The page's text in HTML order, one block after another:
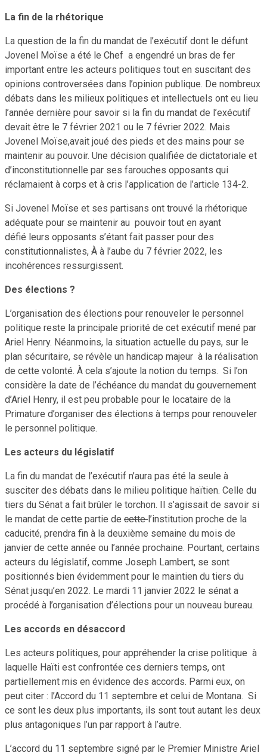
La fin de la rhétorique
La question de la fin du mandat de l’exécutif dont le défunt
Jovenel Moïse a été le Chef a engendré un bras de fer
important entre les acteurs politiques tout en suscitant des
opinions controversées dans l’opinion publique. De nombreux
débats dans les milieux politiques et intellectuels ont eu lieu
l’année dernière pour savoir si la fin du mandat de l’exécutif
devait être le 7 février 2021 ou le 7 février 2022. Mais
Jovenel Moïse,avait joué des pieds et des mains pour se
maintenir au pouvoir. Une décision qualifiée de dictatoriale et
d’inconstitutionnelle par ses farouches opposants qui
réclamaient à corps et à cris l’application de l’article 134-2.
Si Jovenel Moïse et ses partisans ont trouvé la rhétorique
adéquate pour se maintenir au pouvoir tout en ayant
défié leurs opposants s’étant fait passer pour des
constitutionnalistes, À à l’aube du 7 février 2022, les
incohérences ressurgissent.
Des élections ?
L’organisation des élections pour renouveler le personnel
politique reste la principale priorité de cet exécutif mené par
Ariel Henry. Néanmoins, la situation actuelle du pays, sur le
plan sécuritaire, se révèle un handicap majeur à la réalisation
de cette volonté. À cela s’ajoute la notion du temps. Si l’on
considère la date de l’échéance du mandat du gouvernement
d’Ariel Henry, il est peu probable pour le locataire de la
Primature d’organiser des élections à temps pour renouveler
le personnel politique.
Les acteurs du législatif
La fin du mandat de l’exécutif n’aura pas été la seule à
susciter des débats dans le milieu politique haïtien. Celle du
tiers du Sénat a fait brûler le torchon. Il s’agissait de savoir si
le mandat de cette partie de cettel’institution proche de la
caducité, prendra fin à la deuxième semaine du mois de
janvier de cette année ou l’année prochaine. Pourtant, certains
acteurs du législatif, comme Joseph Lambert, se sont
positionnés bien évidemment pour le maintien du tiers du
Sénat jusqu’en 2022. Le mardi 11 janvier 2022 le sénat a
procédé à l’organisation d’élections pour un nouveau bureau.
Les accords en désaccord
Les acteurs politiques, pour appréhender la crise politique à
laquelle Haïti est confrontée ces derniers temps, ont
partiellement mis en évidence des accords. Parmi eux, on
peut citer : l’Accord du 11 septembre et celui de Montana. Si
ce sont les deux plus importants, ils sont tout autant les deux
plus antagoniques l’un par rapport à l’autre.
L’accord du 11 septembre signé par le Premier Ministre Ariel